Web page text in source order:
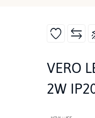
VERO
2W